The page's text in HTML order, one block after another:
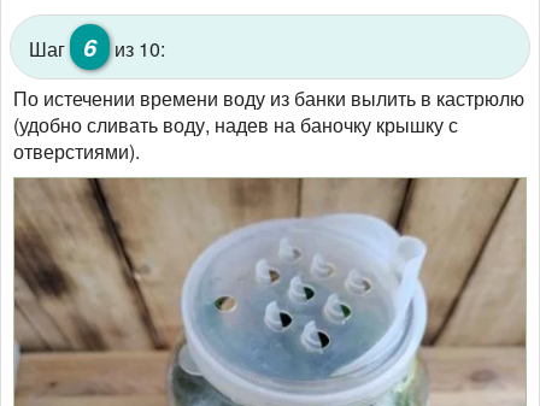
Шаг 6
из 10:
По истечении времени воду из банки вылить в кастрюлю
(удобно сливать воду, надев на баночку крышку с
отверстиями).